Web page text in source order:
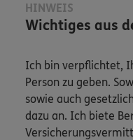
HINWEIS
Wichtiges aus
Ich bin verpflichtet,
Person zu geben.
sowie auch
dazu an. Ich biete